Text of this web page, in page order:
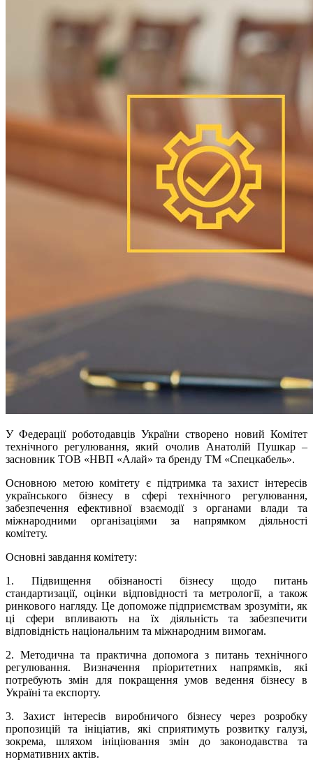
У Федерації роботодавців України створено новий Комітет
технічного регулювання, який очолив Анатолій Пушкар –
засновник ТОВ «НВП «Алай» та бренду ТМ «Спецкабель».
Основною метою комітету є підтримка та захист інтересів
українського бізнесу в сфері технічного регулювання,
забезпечення ефективної взаємодії з органами влади та
міжнародними організаціями за напрямком діяльності
комітету.
Основні завдання комітету:
1. Підвищення обізнаності бізнесу щодо питань
стандартизації, оцінки відповідності та метрології, а також
ринкового нагляду. Це допоможе підприємствам зрозуміти, як
ці сфери впливають на їх діяльність та забезпечити
відповідність національним та міжнародним вимогам.
2. Методична та практична допомога з питань технічного
регулювання. Визначення пріоритетних напрямків, які
потребують змін для покращення умов ведення бізнесу в
Україні та експорту.
3. Захист інтересів виробничого бізнесу через розробку
пропозицій та ініціатив, які сприятимуть розвитку галузі,
зокрема, шляхом ініціювання змін до законодавства та
нормативних актів.